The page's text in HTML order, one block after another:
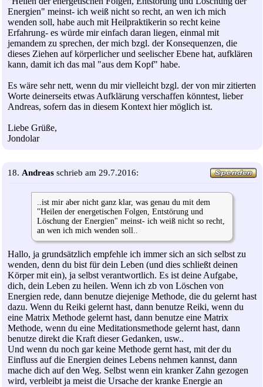
Energien" meinst- ich weiß nicht so recht, an wen ich mich
wenden soll, habe auch mit Heilpraktikerin so recht keine
Erfahrung- es würde mir einfach daran liegen, einmal mit
jemandem zu sprechen, der mich bzgl. der Konsequenzen, die
dieses Ziehen auf körperlicher und seelischer Ebene hat, aufklären
kann, damit ich das mal "aus dem Kopf" habe.
Es wäre sehr nett, wenn du mir vielleicht bzgl. der von mir zitierten
Worte deinerseits etwas Aufklärung verschaffen könntest, lieber
Andreas, sofern das in diesem Kontext hier möglich ist.
Liebe Grüße,
Jondolar
18. Andreas schrieb am 29.7.2016:
..ist mir aber nicht ganz klar, was genau du mit dem
"Heilen der energetischen Folgen, Entstörung und
Löschung der Energien" meinst- ich weiß nicht so recht,
an wen ich mich wenden soll..
Hallo, ja grundsätzlich empfehle ich immer sich an sich selbst zu
wenden, denn du bist für dein Leben (und dies schließt deinen
Körper mit ein), ja selbst verantwortlich. Es ist deine Aufgabe,
dich, dein Leben zu heilen. Wenn ich zb von Löschen von
Energien rede, dann benutze diejenige Methode, die du gelernt hast
dazu. Wenn du Reiki gelernt hast, dann benutze Reiki, wenn du
eine Matrix Methode gelernt hast, dann benutze eine Matrix
Methode, wenn du eine Meditationsmethode gelernt hast, dann
benutze direkt die Kraft dieser Gedanken, usw..
Und wenn du noch gar keine Methode gernt hast, mit der du
Einfluss auf die Energien deines Lebens nehmen kannst, dann
mache dich auf den Weg. Selbst wenn ein kranker Zahn gezogen
wird, verbleibt ja meist die Ursache der kranke Energie an